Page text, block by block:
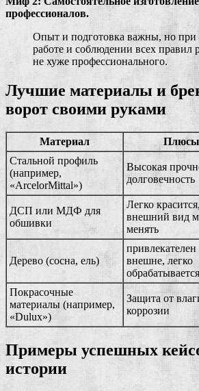
профессионалов.
Опыт и подготовка важны, но при
работе и соблюдении всех правил
не хуже профессионального.
Лучшие материалы и
ворот своими руками
Материал Плюсы
Стальной профиль
(например,
«ArcelorMittal»)
Высокая
долговечность
ДСП или МДФ для
обшивки
Легко красится,
внешний вид
менять
Дерево (сосна, ель)
привлекателен
внешне, легко
обрабатывается
Покрасочные
материалы (например,
«Dulux»)
Защита от
коррозии
Примеры успешных
истории